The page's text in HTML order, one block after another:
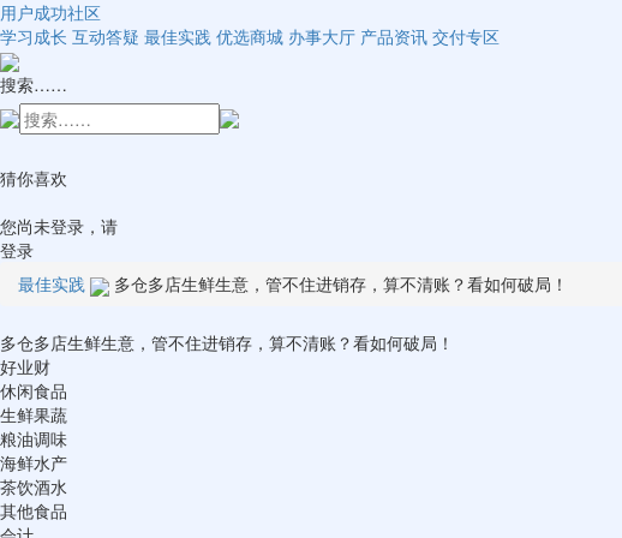
用户成功社区
学习成长 互动答疑 最佳实践 优选商城 办事大厅 产品资讯 交付专区
搜索……
猜你喜欢
您尚未登录，请
登录
最佳实践
多仓多店生鲜生意，管不住进销存，算不清账？看如何破局！
多仓多店生鲜生意，管不住进销存，算不清账？看如何破局！
好业财
休闲食品
生鲜果蔬
粮油调味
海鲜水产
茶饮酒水
其他食品